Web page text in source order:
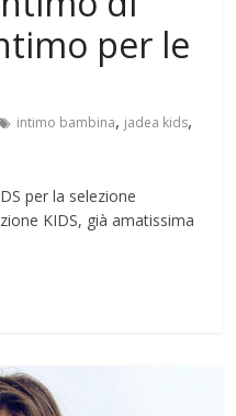
per le
intimo bambina, jadea kids,
per la selezione
KIDS, già amatissima